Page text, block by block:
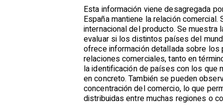
Esta información viene desagregada
España mantiene la relación
internacional del producto. Se
evaluar si los distintos países del
ofrece información detallada sobre los
relaciones comerciales, tanto en
la identificación de países con los que
en concreto. También se pueden
concentración del comercio, lo que
distribuidas entre muchas regiones o